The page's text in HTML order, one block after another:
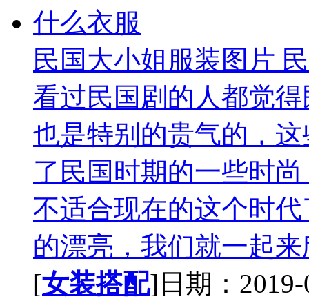
民国大小姐服装图片
看过民国剧的人都觉
也是特别的贵气的，
了民国时期的一些时
不适合现在的这个时
的漂亮，我们就一起
[女装搭配]日期：2019-